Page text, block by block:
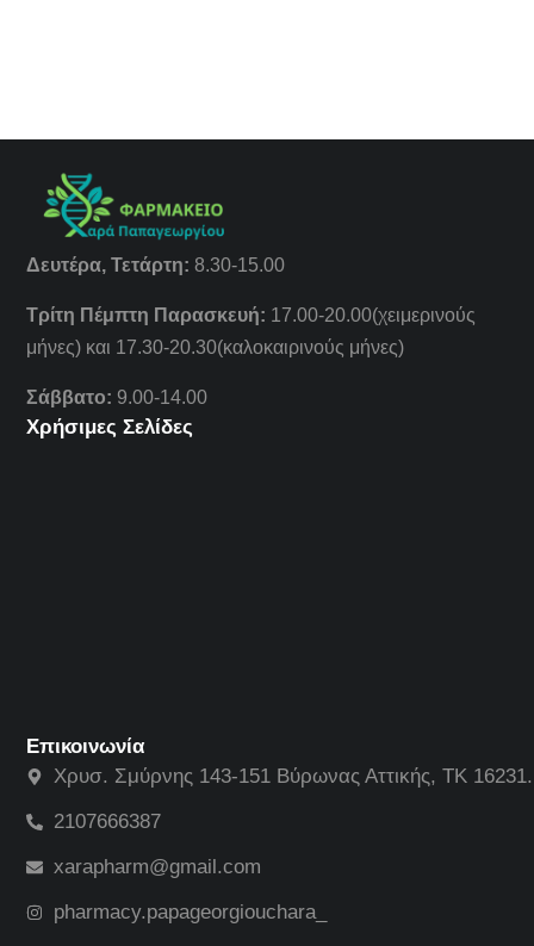
Δευτέρα, Τετάρτη: 8.30-15.00
Τρίτη Πέμπτη Παρασκευή: 17.00-20.00(χειμερινούς
μήνες) και 17.30-20.30(καλοκαιρινούς μήνες)
Σάββατο: 9.00-14.00
Χρήσιμες Σελίδες
Επικοινωνία
Χρυσ. Σμύρνης 143-151 Βύρωνας Αττικής, ΤΚ 16231.
2107666387
xarapharm@gmail.com
pharmacy.papageorgiouchara_